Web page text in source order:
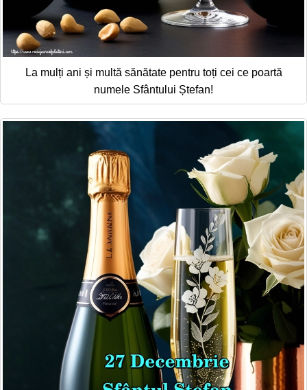
La mulți ani și multă sănătate pentru toți cei ce poartă
numele Sfântului Ștefan!